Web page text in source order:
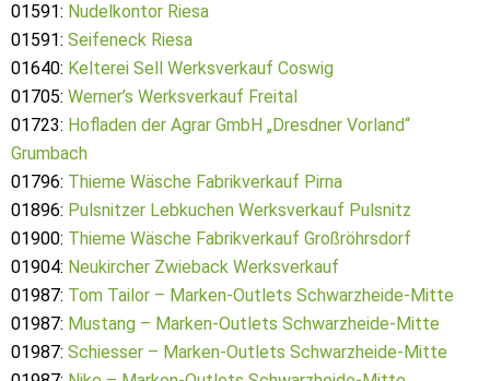
01591: Nudelkontor Riesa
01591: Seifeneck Riesa
01640: Kelterei Sell Werksverkauf Coswig
01705: Werner’s Werksverkauf Freital
01723: Hofladen der Agrar GmbH „Dresdner Vorland“
Grumbach
01796: Thieme Wäsche Fabrikverkauf Pirna
01896: Pulsnitzer Lebkuchen Werksverkauf Pulsnitz
01900: Thieme Wäsche Fabrikverkauf Großröhrsdorf
01904: Neukircher Zwieback Werksverkauf
01987: Tom Tailor – Marken-Outlets Schwarzheide-Mitte
01987: Mustang – Marken-Outlets Schwarzheide-Mitte
01987: Schiesser – Marken-Outlets Schwarzheide-Mitte